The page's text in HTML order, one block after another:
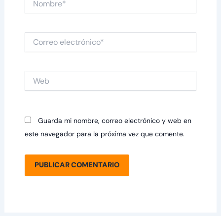
Correo
electrónico*
Guarda mi nombre, correo electrónico y web en
este navegador para la próxima vez que comente.